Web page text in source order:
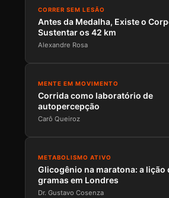
CORRER SEM LESÃO
Antes da Medalha, Existe o
Sustentar os 42 km
Alexandre Rosa
MENTE EM MOVIMENTO
Corrida como laboratório de
autopercepção
Carô Queiroz
METABOLISMO ATIVO
Glicogênio na maratona: a lição
gramas em Londres
Dr. Gustavo Cosenza